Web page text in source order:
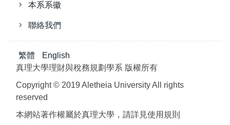
本系系徽
聯絡我們
繁體
English
真理大學理財與稅務規劃學系 版權所有
Copyright © 2019 Aletheia University All rights
reserved
本網站著作權屬於真理大學，請詳見使用規則